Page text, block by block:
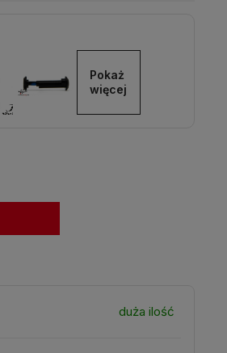
Pokaż
więcej
duża ilość